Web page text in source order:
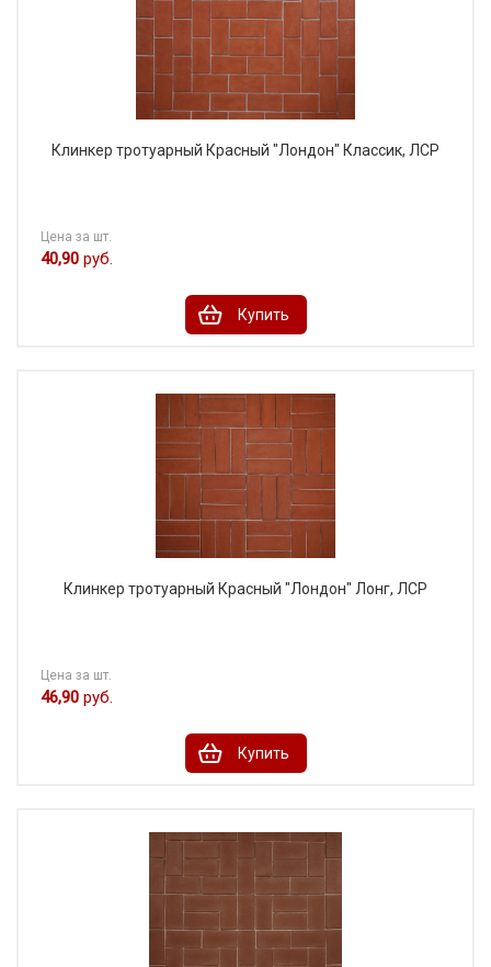
Клинкер тротуарный Красный "Лондон" Классик, ЛСР
Цена за шт.
40,90 руб.
Купить
Клинкер тротуарный Красный "Лондон" Лонг, ЛСР
Цена за шт.
46,90 руб.
Купить